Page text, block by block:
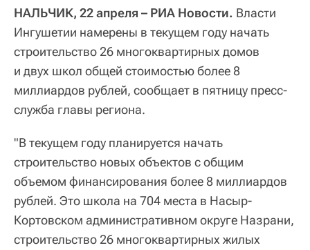
НАЛЬЧИК, 22 апреля – РИА Новости. Власти
Ингушетии намерены в текущем году начать
строительство 26 многоквартирных домов
и двух школ общей стоимостью более 8
миллиардов рублей, сообщает в пятницу пресс-
служба главы региона.
"В текущем году планируется начать
строительство новых объектов с общим
объемом финансирования более 8 миллиардов
рублей. Это школа на 704 места в Насыр-
Кортовском административном округе Назрани,
строительство 26 многоквартирных жилых